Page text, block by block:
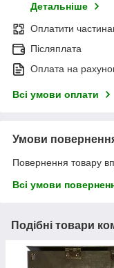
Детальніше
Оплатити
Післяплата
Оплата на
Всі умови оплати
Умови
Повернення товару
Всі умови
Подібні товари